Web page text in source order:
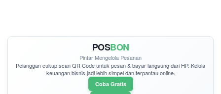
POSBON
Pintar Mengelola Pesanan
Pelanggan cukupscan QR Codeuntuk pesan & bayar langsung dari HP. Kelola
keuangan bisnis jadi lebih simpel dan terpantau online.
Coba Gratis